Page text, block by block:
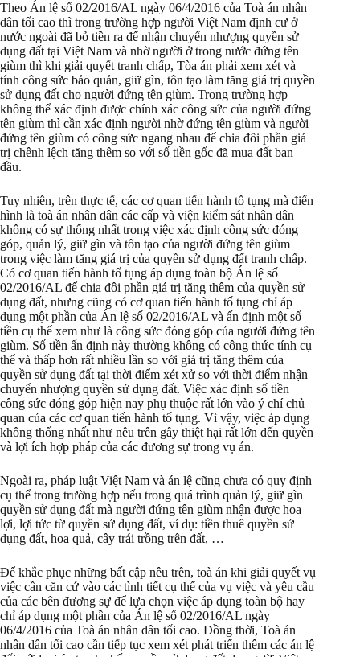
Theo Án lệ số 02/2016/AL ngày 06/4/2016 của Toà án nhân
dân tối cao thì trong trường hợp người Việt Nam định cư ở
nước ngoài đã bỏ tiền ra để nhận chuyển nhượng quyền sử
dụng đất tại Việt Nam và nhờ người ở trong nước đứng tên
giùm thì khi giải quyết tranh chấp, Tòa án phải xem xét và
tính công sức bảo quản, giữ gìn, tôn tạo làm tăng giá trị quyền
sử dụng đất cho người đứng tên giùm. Trong trường hợp
không thể xác định được chính xác công sức của người đứng
tên giùm thì cần xác định người nhờ đứng tên giùm và người
đứng tên giùm có công sức ngang nhau để chia đôi phần giá
trị chênh lệch tăng thêm so với số tiền gốc đã mua đất ban
đầu.
Tuy nhiên, trên thực tế, các cơ quan tiến hành tố tụng mà điển
hình là toà án nhân dân các cấp và viện kiểm sát nhân dân
không có sự thống nhất trong việc xác định công sức đóng
góp, quản lý, giữ gìn và tôn tạo của người đứng tên giùm
trong việc làm tăng giá trị của quyền sử dụng đất tranh chấp.
Có cơ quan tiến hành tố tụng áp dụng toàn bộ Án lệ số
02/2016/AL để chia đôi phần giá trị tăng thêm của quyền sử
dụng đất, nhưng cũng có cơ quan tiến hành tố tụng chỉ áp
dụng một phần của Án lệ số 02/2016/AL và ấn định một số
tiền cụ thể xem như là công sức đóng góp của người đứng tên
giùm. Số tiền ấn định này thường không có công thức tính cụ
thể và thấp hơn rất nhiều lần so với giá trị tăng thêm của
quyền sử dụng đất tại thời điểm xét xử so với thời điểm nhận
chuyển nhượng quyền sử dụng đất. Việc xác định số tiền
công sức đóng góp hiện nay phụ thuộc rất lớn vào ý chí chủ
quan của các cơ quan tiến hành tố tụng. Vì vậy, việc áp dụng
không thống nhất như nêu trên gây thiệt hại rất lớn đến quyền
và lợi ích hợp pháp của các đương sự trong vụ án.
Ngoài ra, pháp luật Việt Nam và án lệ cũng chưa có quy định
cụ thể trong trường hợp nếu trong quá trình quản lý, giữ gìn
quyền sử dụng đất mà người đứng tên giùm nhận được hoa
lợi, lợi tức từ quyền sử dụng đất, ví dụ: tiền thuê quyền sử
dụng đất, hoa quả, cây trái trồng trên đất, …
Để khắc phục những bất cập nêu trên, toà án khi giải quyết vụ
việc cần căn cứ vào các tình tiết cụ thể của vụ việc và yêu cầu
của các bên đương sự để lựa chọn việc áp dụng toàn bộ hay
chỉ áp dụng một phần của Án lệ số 02/2016/AL ngày
06/4/2016 của Toà án nhân dân tối cao. Đồng thời, Toà án
nhân dân tối cao cần tiếp tục xem xét phát triển thêm các án lệ